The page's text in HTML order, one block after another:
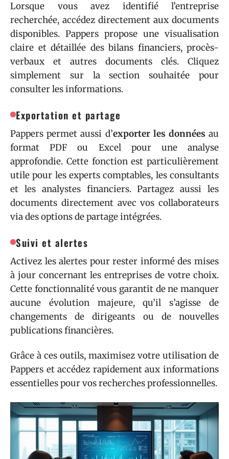
Lorsque vous avez identifié l’entreprise
recherchée, accédez directement aux documents
disponibles. Pappers propose une visualisation
claire et détaillée des bilans financiers, procès-
verbaux et autres documents clés. Cliquez
simplement sur la section souhaitée pour
consulter les informations.
Exportation et partage
Pappers permet aussi d’exporter les données au
format PDF ou Excel pour une analyse
approfondie. Cette fonction est particulièrement
utile pour les experts comptables, les consultants
et les analystes financiers. Partagez aussi les
documents directement avec vos collaborateurs
via des options de partage intégrées.
Suivi et alertes
Activez les alertes pour rester informé des mises
à jour concernant les entreprises de votre choix.
Cette fonctionnalité vous garantit de ne manquer
aucune évolution majeure, qu’il s’agisse de
changements de dirigeants ou de nouvelles
publications financières.
Grâce à ces outils, maximisez votre utilisation de
Pappers et accédez rapidement aux informations
essentielles pour vos recherches professionnelles.